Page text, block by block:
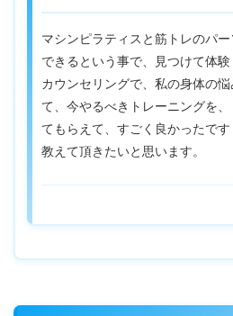
マシンピラティスと筋トレのパ
できるという事で、見つけて体
カウンセリングで、私の身体の
て、今やるべきトレーニングを
てもらえて、すごく良かったで
教えて頂きたいと思います。